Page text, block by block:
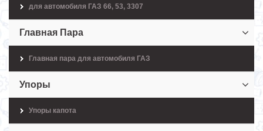
для автомобиля ГАЗ 66, 53, 3307
Главная Пара
Главная пара для автомобиля ГАЗ
Упоры
Упоры капота